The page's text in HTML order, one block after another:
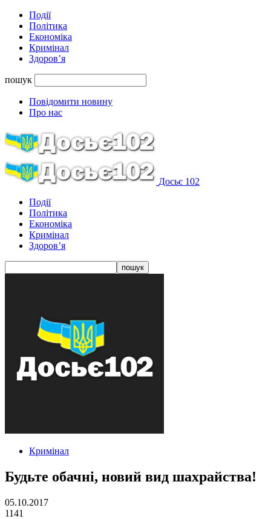
Події
Політика
Економіка
Кримінал
Здоров’я
пошук
Повідомити новину
Про нас
Досьє 102
Події
Політика
Економіка
Кримінал
Здоров’я
Кримінал
Будьте обачні, новий вид шахрайства!
05.10.2017
1141